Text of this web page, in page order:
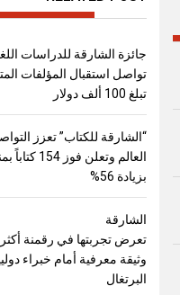
جائزة الشارقة للدراسات
تواصل استقبال المؤلفات
تبلغ 100 ألف دولار
“الشارقة للكتاب” تعزز
العالم وتعلن
بزيادة 56%
الشارقة
وثيقة معرفية أمام خبراء
البرتغال